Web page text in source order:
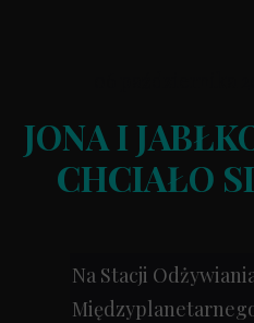
Na Stacji
JONA I
CHCIAŁO